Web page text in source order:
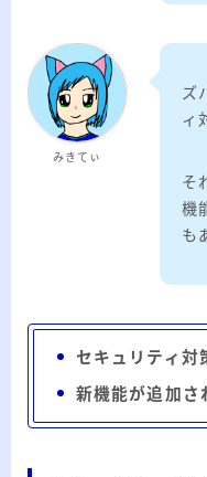
みきてぃ
ズ
ィ
そ
機
も
セキュリティ対
新機能が追加さ